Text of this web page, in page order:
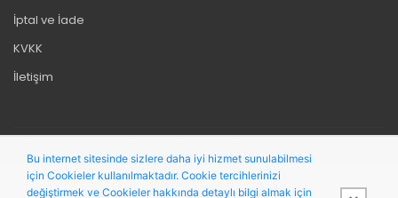
İptal ve İade
KVKK
İletişim
Bu internet sitesinde sizlere daha iyi hizmet sunulabilmesi
için Cookieler kullanılmaktadır. Cookie tercihlerinizi
değiştirmek ve Cookieler hakkında detaylı bilgi almak için